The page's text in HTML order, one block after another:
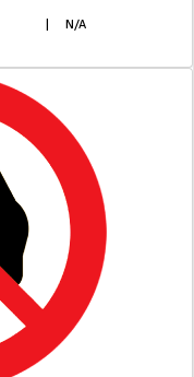
N/A